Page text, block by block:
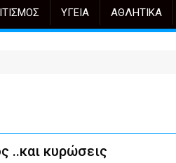
ΥΓΕΊΑ ΑΘΛΗΤΙΚΆ
..και κυρώσεις